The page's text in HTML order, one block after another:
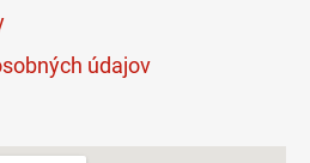
údajov